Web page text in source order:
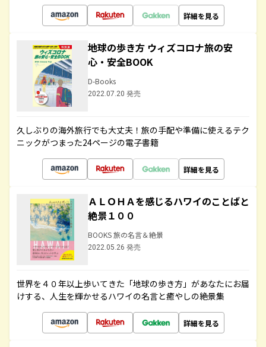
詳細を見る
地球の歩き方 ウィズコロナ旅の安
心・安全BOOK
D-Books
2022.07.20 発売
久しぶりの海外旅行でも大丈夫！旅の手配や準備に使えるテク
ニックがつまった24ページの電子書籍
詳細を見る
ＡＬＯＨＡを感じるハワイのことばと
絶景１００
BOOKS 旅の名言＆絶景
2022.05.26 発売
世界を４０年以上歩いてきた「地球の歩き方」があなたにお届
けする、人生を輝かせるハワイの名言と癒やしの絶景集
詳細を見る